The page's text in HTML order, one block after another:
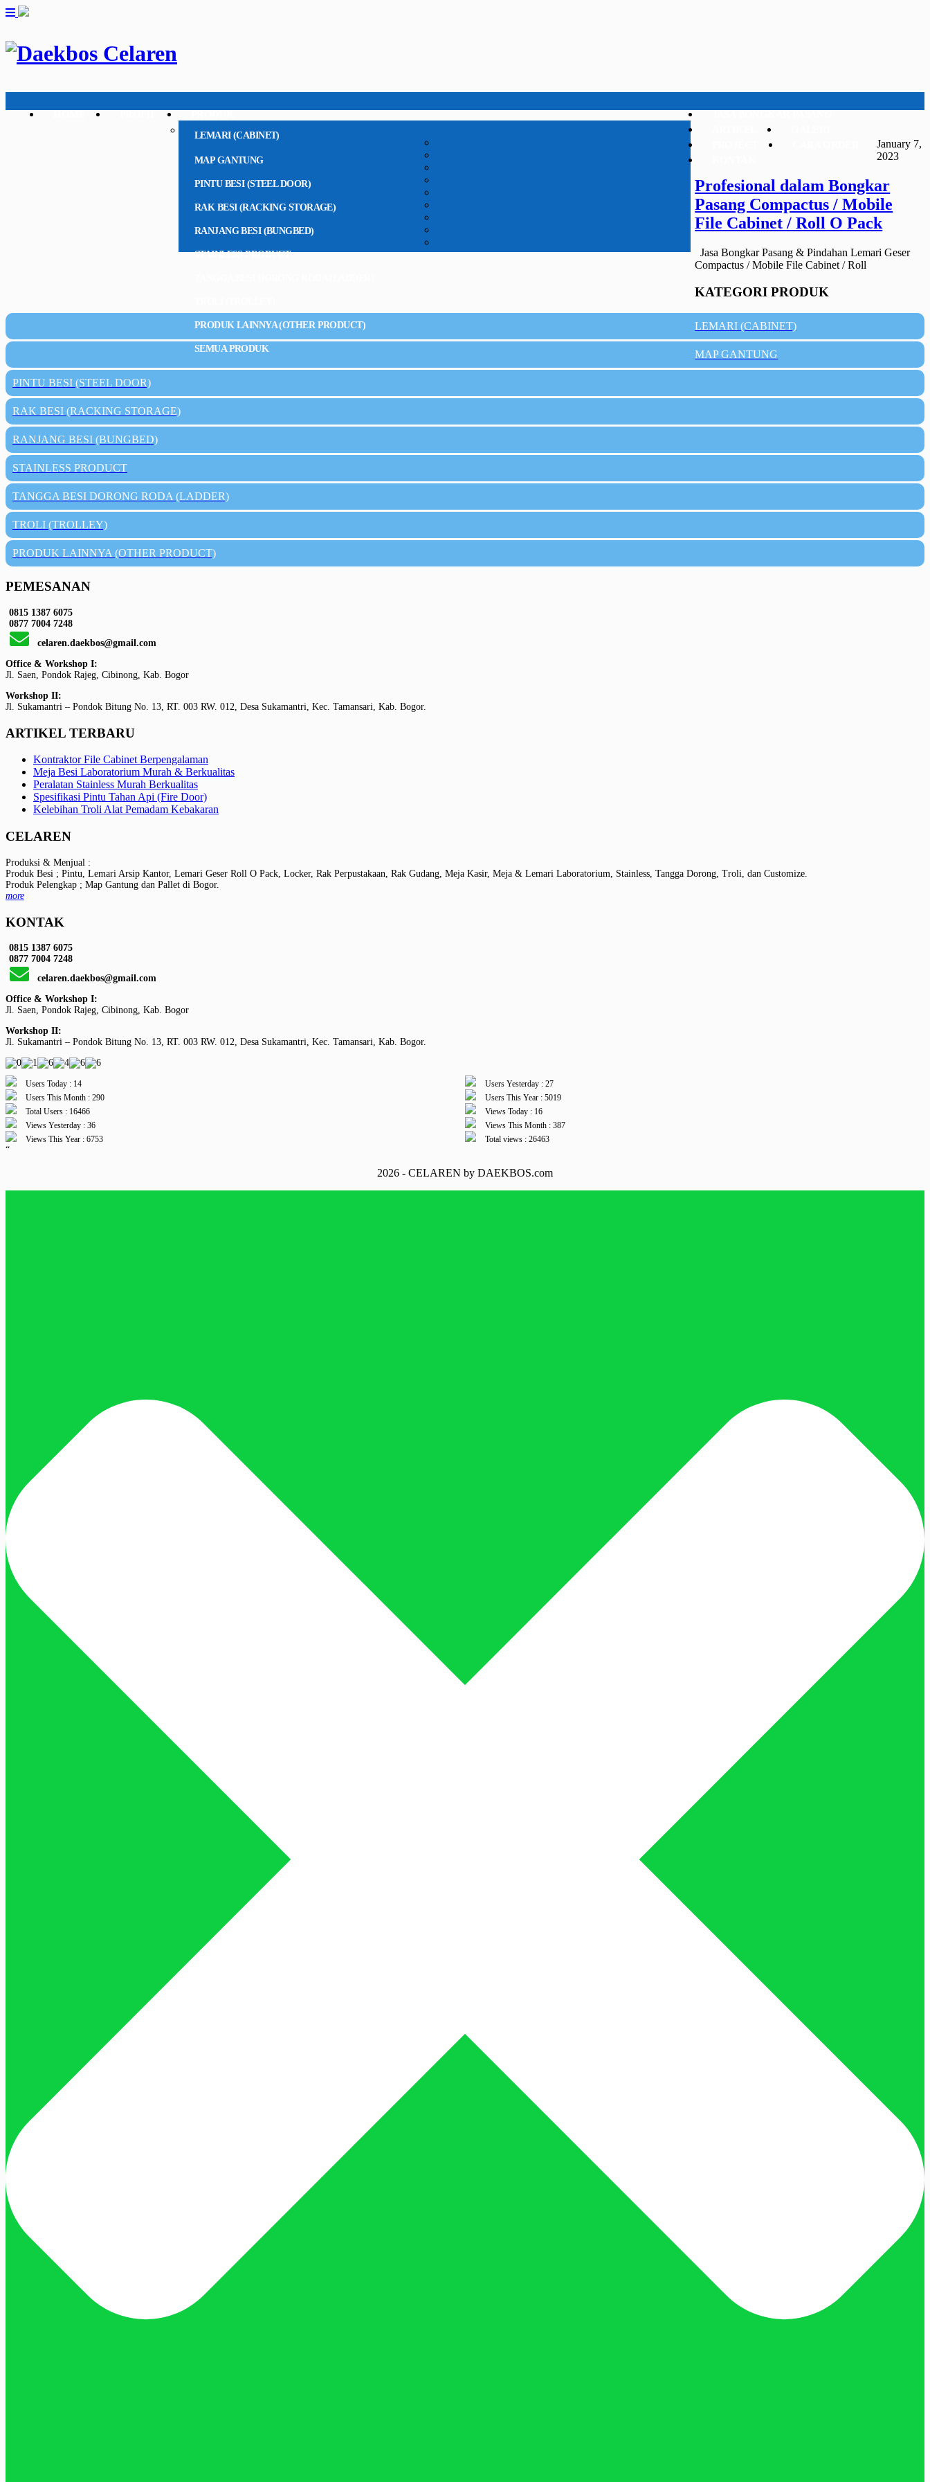
LEMARI (CABINET)
MAP GANTUNG
PINTU BESI (STEEL DOOR)
RAK BESI (RACKING STORAGE)
RANJANG BESI (BUNGBED)
STAINLESS PRODUCT
PRODUK LAINNYA (OTHER PRODUCT)
SEMUA PRODUK
January 7,
2023
Profesional dalam Bongkar
Pasang Compactus / Mobile
File Cabinet / Roll O Pack
Jasa Bongkar Pasang & Pindahan Lemari Geser
Compactus / Mobile File Cabinet / Roll
KATEGORI PRODUK
LEMARI (CABINET)
MAP GANTUNG
PINTU BESI (STEEL DOOR)
RAK BESI (RACKING STORAGE)
RANJANG BESI (BUNGBED)
STAINLESS PRODUCT
TANGGA BESI DORONG RODA (LADDER)
TROLI (TROLLEY)
PRODUK LAINNYA (OTHER PRODUCT)
PEMESANAN
0815 1387 6075
0877 7004 7248
celaren.daekbos@gmail.com
Office & Workshop I:
Jl. Saen, Pondok Rajeg, Cibinong, Kab. Bogor
Workshop II:
Jl. Sukamantri – Pondok Bitung No. 13, RT. 003 RW. 012, Desa Sukamantri, Kec. Tamansari, Kab. Bogor.
ARTIKEL TERBARU
Kontraktor File Cabinet Berpengalaman
Meja Besi Laboratorium Murah & Berkualitas
Peralatan Stainless Murah Berkualitas
Spesifikasi Pintu Tahan Api (Fire Door)
Kelebihan Troli Alat Pemadam Kebakaran
CELAREN
Produksi & Menjual :
Produk Besi ; Pintu, Lemari Arsip Kantor, Lemari Geser Roll O Pack, Locker, Rak Perpustakaan, Rak Gudang, Meja Kasir, Meja & Lemari Laboratorium, Stainless, Tangga Dorong, Troli, dan Customize.
Produk Pelengkap ; Map Gantung dan Pallet di Bogor.
more
KONTAK
0815 1387 6075
0877 7004 7248
celaren.daekbos@gmail.com
Office & Workshop I:
Jl. Saen, Pondok Rajeg, Cibinong, Kab. Bogor
Workshop II:
Jl. Sukamantri – Pondok Bitung No. 13, RT. 003 RW. 012, Desa Sukamantri, Kec. Tamansari, Kab. Bogor.
Users Today : 14
Users Yesterday : 27
Users This Month : 290
Users This Year : 5019
Total Users : 16466
Views Today : 16
Views Yesterday : 36
Views This Month : 387
Views This Year : 6753
Total views : 26463
“
2026 - CELAREN by DAEKBOS.com